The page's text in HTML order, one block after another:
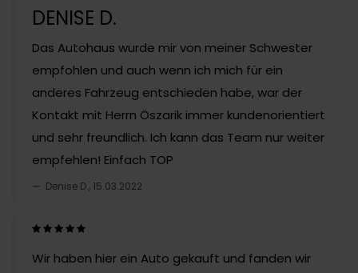
DENISE D.
Das Autohaus wurde mir von meiner Schwester
empfohlen und auch wenn ich mich für ein
anderes Fahrzeug entschieden habe, war der
Kontakt mit Herrn Öszarik immer kundenorientiert
und sehr freundlich. Ich kann das Team nur weiter
empfehlen! Einfach TOP
Denise D., 15.03.2022
Wir haben hier ein Auto gekauft und fanden wir